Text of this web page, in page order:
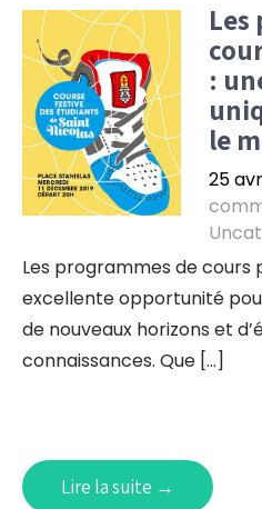
Les
:
le
25
Les programmes de cours
excellente opportunité
de nouveaux horizons et
connaissances. Que […]
Lire la suite →